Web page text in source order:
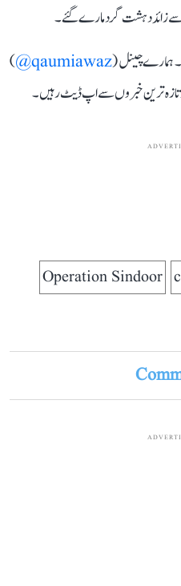
سے زائد دہشت گرد مارے گئے۔
ہمارے چینل (qaumiawaz@
)
ترین خبروں سے اپ ڈیٹ رہیں۔
Operation Sindoor